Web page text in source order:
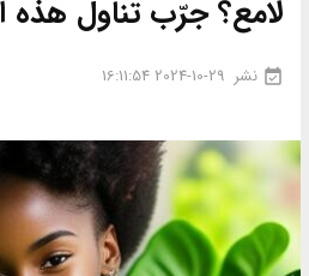
لامع؟ جرّب تناول هذه
نشر 2024-10-29 16:11:54